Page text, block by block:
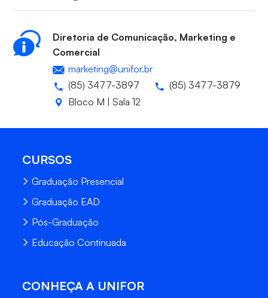
Diretoria de Comunicação, Marketing e
Comercial
marketing@unifor.br
(85) 3477-3897
(85) 3477-3879
Bloco M | Sala 12
CURSOS
Graduação Presencial
Graduação EAD
Pós-Graduação
Educação Continuada
CONHEÇA A UNIFOR